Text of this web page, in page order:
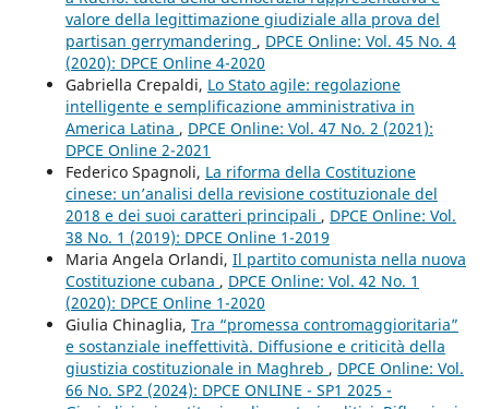
valore della legittimazione giudiziale alla prova del
partisan gerrymandering , DPCE Online: Vol. 45 No. 4
(2020): DPCE Online 4-2020
Gabriella Crepaldi, Lo Stato agile: regolazione
intelligente e semplificazione amministrativa in
America Latina , DPCE Online: Vol. 47 No. 2 (2021):
DPCE Online 2-2021
Federico Spagnoli, La riforma della Costituzione
cinese: un’analisi della revisione costituzionale del
2018 e dei suoi caratteri principali , DPCE Online: Vol.
38 No. 1 (2019): DPCE Online 1-2019
Maria Angela Orlandi, Il partito comunista nella nuova
Costituzione cubana , DPCE Online: Vol. 42 No. 1
(2020): DPCE Online 1-2020
Giulia Chinaglia, Tra “promessa contromaggioritaria”
e sostanziale ineffettività. Diffusione e criticità della
giustizia costituzionale in Maghreb , DPCE Online: Vol.
66 No. SP2 (2024): DPCE ONLINE - SP1 2025 -